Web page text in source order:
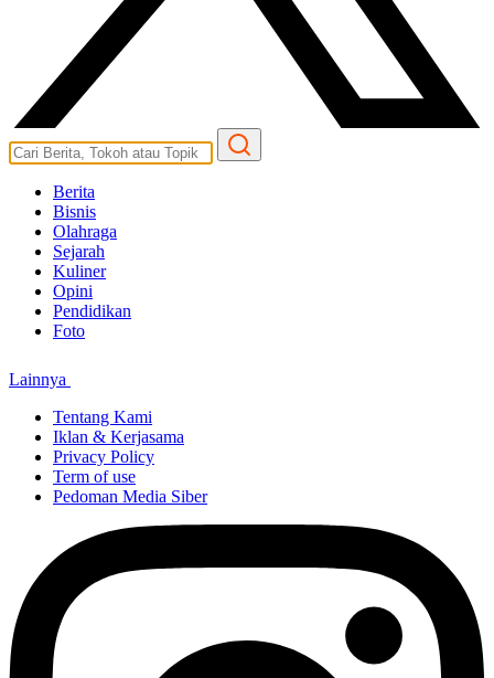
Berita
Bisnis
Olahraga
Sejarah
Kuliner
Opini
Pendidikan
Foto
Lainnya
Tentang Kami
Iklan & Kerjasama
Privacy Policy
Term of use
Pedoman Media Siber